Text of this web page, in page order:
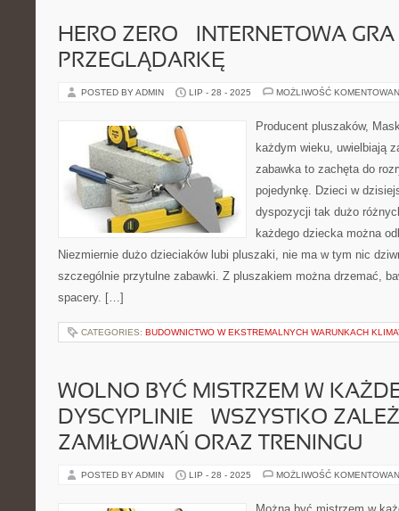
HERO ZERO – INTERNETOWA
PRZEGLĄDARKĘ
POSTED BY ADMIN LIP - 28 - 2025 MOŻLIWOŚĆ
Producent pluszaków,
każdym wieku, uwielbiają
zabawka to zachęta do
pojedynkę. Dzieci w
dyspozycji tak dużo
każdego dziecka można
Niezmiernie dużo dzieciaków lubi pluszaki, nie ma w tym nic
szczególnie przytulne zabawki. Z pluszakiem można drzemać,
spacery. […]
CATEGORIES: BUDOWNICTWO W EKSTREMALNYCH WARUNKACH
WOLNO BYĆ MISTRZEM W
DYSCYPLINIE – WSZYSTKO
ZAMIŁOWAŃ ORAZ TRENINGU
POSTED BY ADMIN LIP - 28 - 2025 MOŻLIWOŚĆ